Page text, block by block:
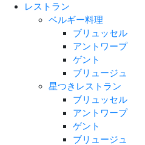
レストラン
ベルギー料理
ブリュッセル
アントワープ
ゲント
ブリュージュ
星つきレストラン
ブリュッセル
アントワープ
ゲント
ブリュージュ